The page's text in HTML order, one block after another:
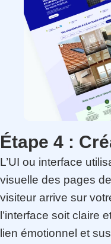
Étape 4 :
L’UI ou interface
visuelle des pages
visiteur arrive sur
l’interface soit claire
lien émotionnel et